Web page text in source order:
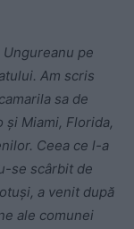
pe
Am scris
sa de
și Miami, Florida,
Ceea ce l-a
se scârbit de
a venit după
ale comunei